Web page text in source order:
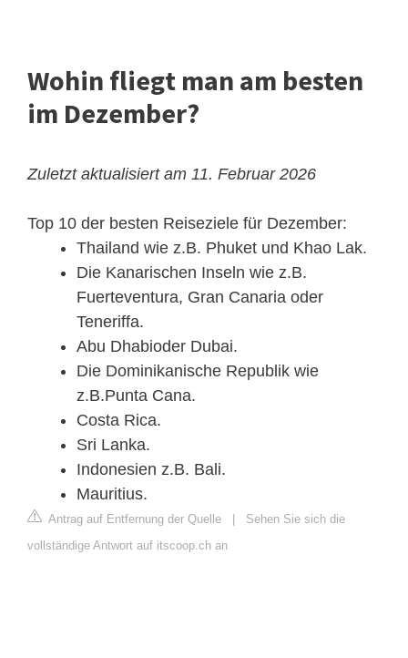
Wohin fliegt man am besten
im Dezember?
Zuletzt aktualisiert am 11. Februar 2026
Top 10 der besten Reiseziele für Dezember:
Thailand wie z.B. Phuket und Khao Lak.
Die Kanarischen Inseln wie z.B.
Fuerteventura, Gran Canaria oder
Teneriffa.
Abu Dhabioder Dubai.
Die Dominikanische Republik wie
z.B.Punta Cana.
Costa Rica.
Sri Lanka.
Indonesien z.B. Bali.
Mauritius.
Antrag auf Entfernung der Quelle
Sehen Sie sich die
vollständige Antwort auf itscoop.ch an